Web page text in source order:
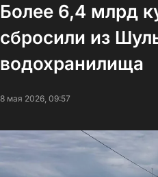
Более 6,4 млрд
сбросили из
водохранилища
8 мая 2026, 09:57